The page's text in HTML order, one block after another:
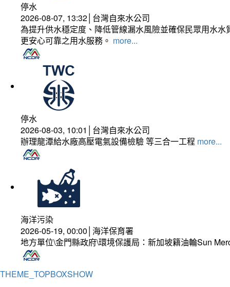
停水
2026-08-07, 13:32│台灣自來水公司
為提升供水穩定度、降低管線漏水風險並確保民眾用水
更安心可靠之用水服務。 more...
停水
2026-08-03, 10:01│台灣自來水公司
辦理龍潭給水廠高壓電氣設備檢驗 等三合一工程 more...
海洋污染
2026-05-19, 00:00│海洋保育署
地方單位\金門縣政府\環境保護局：新加坡籍油輪Sun
THEME_TOPBOXSHOW